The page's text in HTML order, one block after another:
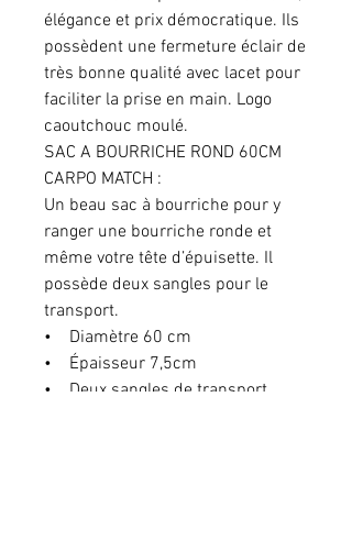
élégance et prix démocratique. Ils
possèdent une fermeture éclair de
très bonne qualité avec lacet pour
faciliter la prise en main. Logo
caoutchouc moulé.
SAC A BOURRICHE ROND 60CM
CARPO MATCH :
Un beau sac à bourriche pour y
ranger une bourriche ronde et
même votre tête d’épuisette. Il
possède deux sangles pour le
transport.
• Diamètre 60 cm
• Épaisseur 7,5cm
• Deux sangles de transport